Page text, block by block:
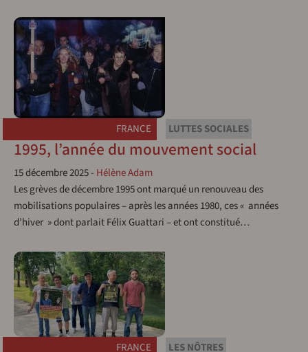
FRANCE LUTTES SOCIALES
1995, l’année du mouvement social
15 décembre 2025- Hélène Adam
Les grèves de décembre 1995 ont marqué un renouveau des
mobilisations populaires – après les années 1980, ces « années
d’hiver » dont parlait Félix Guattari – et ont constitué…
FRANCE LES NÔTRES